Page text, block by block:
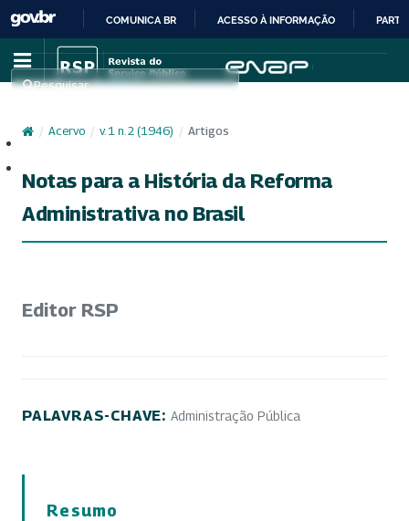
IR
PARA
CONTEÚDO
COMUNICA BR ACESSO À INFORMAÇÃO
Pesquisar
/ Acervo / v. 1 n. 2 (1946) / Artigos
Notas para a História da Reforma
Administrativa no Brasil
Editor RSP
PALAVRAS-CHAVE: Administração Pública
Resumo